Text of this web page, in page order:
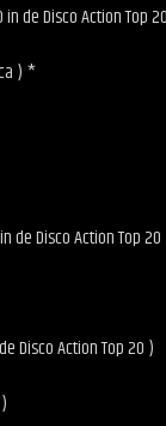
de Disco Action Top
) *
de Disco Action Top 20
Disco Action Top 20 )